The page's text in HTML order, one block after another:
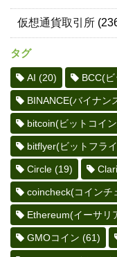
仮想通貨取引所
タグ
AI (20) BCC(
BINANCE(バイナン
bitcoin(ビットコイ
bitflyer(ビットフラ
Circle (19)
coincheck(コインチ
Ethereum(イーサリ
GMOコイン (61)